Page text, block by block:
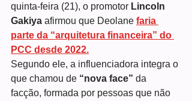
quinta-feira (21), o promotor Lincoln
Gakiya afirmou que Deolane faria
parte da “arquitetura financeira” do
PCC desde 2022.
Segundo ele, a influenciadora integra o
que chamou de “nova face” da
facção, formada por pessoas que não